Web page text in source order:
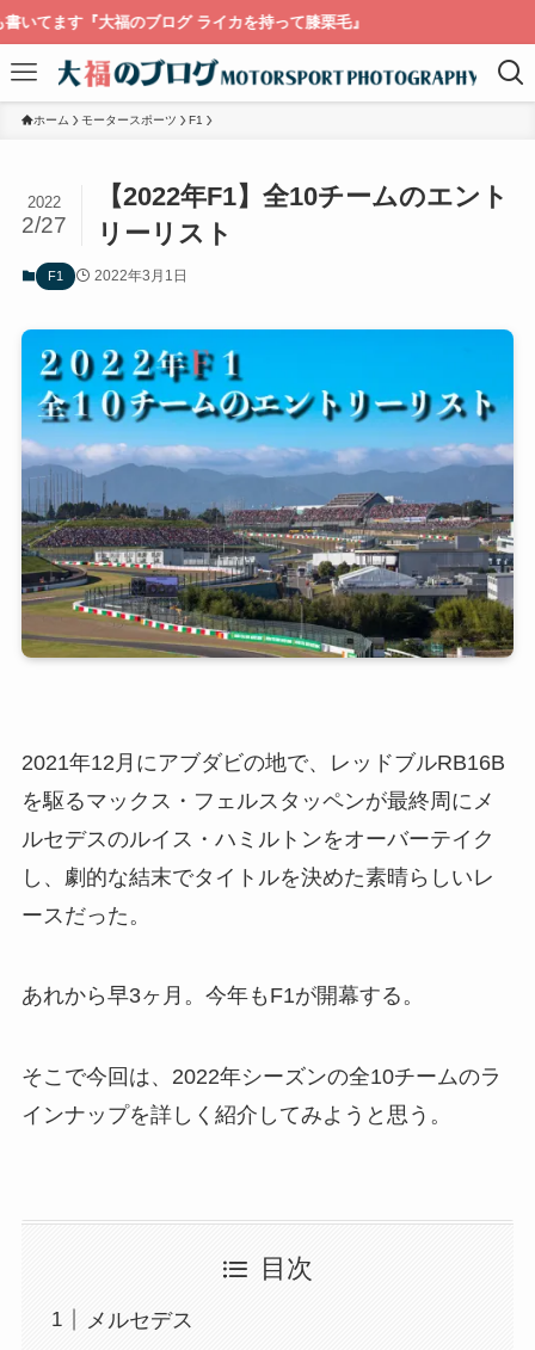
のブログ ライカを持って膝栗毛』
ホーム モータースポーツ F1
【2022年F1】全10チームのエント
リーリスト
2022
2/27
F1 2022年3月1日
2021年12月にアブダビの地で、レッドブルRB16B
を駆るマックス・フェルスタッペンが最終周にメ
ルセデスのルイス・ハミルトンをオーバーテイク
し、劇的な結末でタイトルを決めた素晴らしいレ
ースだった。
あれから早3ヶ月。今年もF1が開幕する。
そこで今回は、2022年シーズンの全10チームのラ
インナップを詳しく紹介してみようと思う。
目次
メルセデス